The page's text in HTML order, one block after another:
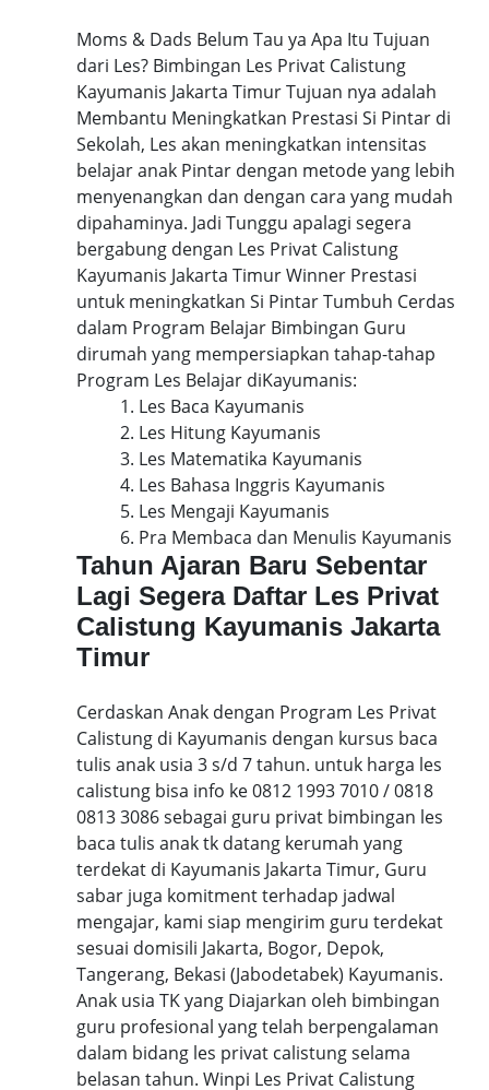
Moms & Dads Belum Tau ya Apa Itu Tujuan
dari Les? Bimbingan Les Privat Calistung
Kayumanis Jakarta Timur Tujuan nya adalah
Membantu Meningkatkan Prestasi Si Pintar di
Sekolah, Les akan meningkatkan intensitas
belajar anak Pintar dengan metode yang lebih
menyenangkan dan dengan cara yang mudah
dipahaminya. Jadi Tunggu apalagi segera
bergabung dengan Les Privat Calistung
Kayumanis Jakarta Timur Winner Prestasi
untuk meningkatkan Si Pintar Tumbuh Cerdas
dalam Program Belajar Bimbingan Guru
dirumah yang mempersiapkan tahap-tahap
Program Les Belajar diKayumanis:
1. Les Baca Kayumanis
2. Les Hitung Kayumanis
3. Les Matematika Kayumanis
4. Les Bahasa Inggris Kayumanis
5. Les Mengaji Kayumanis
6. Pra Membaca dan Menulis Kayumanis
Tahun Ajaran Baru Sebentar
Lagi Segera Daftar Les Privat
Calistung Kayumanis Jakarta
Timur
Cerdaskan Anak dengan Program Les Privat
Calistung di Kayumanis dengan kursus baca
tulis anak usia 3 s/d 7 tahun. untuk harga les
calistung bisa info ke 0812 1993 7010 / 0818
0813 3086 sebagai guru privat bimbingan les
baca tulis anak tk datang kerumah yang
terdekat di Kayumanis Jakarta Timur, Guru
sabar juga komitment terhadap jadwal
mengajar, kami siap mengirim guru terdekat
sesuai domisili Jakarta, Bogor, Depok,
Tangerang, Bekasi (Jabodetabek) Kayumanis.
Anak usia TK yang Diajarkan oleh bimbingan
guru profesional yang telah berpengalaman
dalam bidang les privat calistung selama
belasan tahun. Winpi Les Privat Calistung